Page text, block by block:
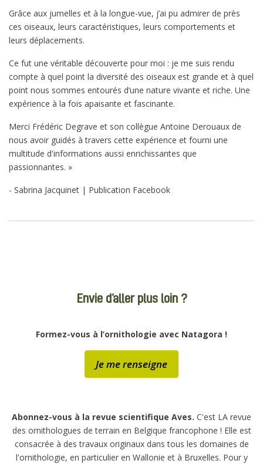
Grâce aux jumelles et à la longue-vue, j’ai pu admirer de près
ces oiseaux, leurs caractéristiques, leurs comportements et
leurs déplacements.
Ce fut une véritable découverte pour moi : je me suis rendu
compte à quel point la diversité des oiseaux est grande et à quel
point nous sommes entourés d’une nature vivante et riche. Une
expérience à la fois apaisante et fascinante.
Merci Frédéric Degrave et son collègue Antoine Derouaux de
nous avoir guidés à travers cette expérience et fourni une
multitude d'informations aussi enrichissantes que
passionnantes. »
- Sabrina Jacquinet | Publication Facebook
Envie d’aller plus loin ?
Formez-vous à l’ornithologie avec Natagora !
Je me renseigne
Abonnez-vous à la revue scientifique Aves. C'est LA revue
des ornithologues de terrain en Belgique francophone ! Elle est
consacrée à des travaux originaux dans tous les domaines de
l'ornithologie, en particulier en Wallonie et à Bruxelles. Pour y